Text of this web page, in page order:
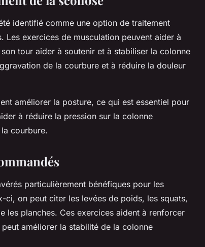
identifié comme une option de traitement
exercices de musculation peuvent aider à
tour aider à soutenir et à stabiliser la colonne
de la courbure et à réduire la douleur
améliorer la posture, ce qui est essentiel pour
à réduire la pression sur la colonne
courbure.
particulièrement bénéfiques pour les
ci, on peut citer les levées de poids, les squats,
les planches. Ces exercices aident à renforcer
améliorer la stabilité de la colonne